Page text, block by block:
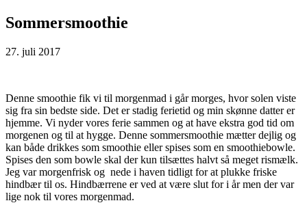
Sommersmoothie
27. juli 2017
Denne smoothie fik vi til morgenmad i går morges, hvor solen viste
sig fra sin bedste side. Det er stadig ferietid og min skønne datter er
hjemme. Vi nyder vores ferie sammen og at have ekstra god tid om
morgenen og til at hygge. Denne sommersmoothie mætter dejlig og
kan både drikkes som smoothie eller spises som en smoothiebowle.
Spises den som bowle skal der kun tilsættes halvt så meget rismælk.
Jeg var morgenfrisk og nede i haven tidligt for at plukke friske
hindbær til os. Hindbærrene er ved at være slut for i år men der var
lige nok til vores morgenmad.